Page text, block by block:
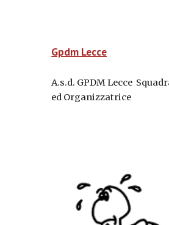
Gpdm Lecce
A.s.d. GPDM Lecce
ed Organizzatrice